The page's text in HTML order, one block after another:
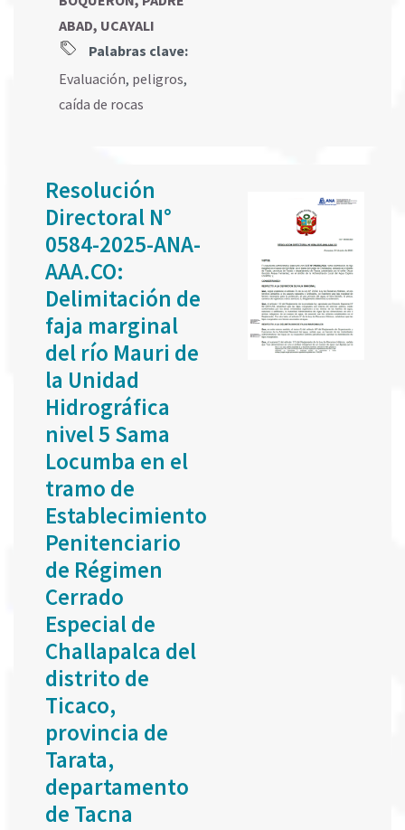
ABAD, UCAYALI
Palabras clave:
Evaluación, peligros,
caída de rocas
Resolución
Directoral N°
0584-2025-ANA-
AAA.CO:
Delimitación de
faja marginal
del río Mauri de
la Unidad
Hidrográfica
nivel 5 Sama
Locumba en el
tramo de
Establecimiento
Penitenciario
de Régimen
Cerrado
Especial de
Challapalca del
distrito de
Ticaco,
provincia de
Tarata,
departamento
de Tacna